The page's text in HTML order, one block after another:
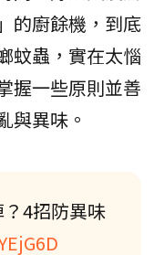
的廚餘機，到底
蚊蟲，實在太惱
握一些原則並善
與異味。
4招防異味